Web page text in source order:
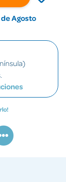
de Agosto